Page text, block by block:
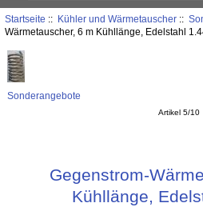
Startseite :: Kühler und Wärmetauscher::
Wärmetauscher, 6 m Kühllänge, Edelstahl
Sonderangebote
Artikel 5/10
Gegenstrom-
Kühllänge,